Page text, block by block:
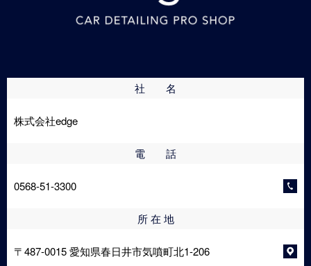
社 名
株式会社edge
電 話
0568-51-3300
所 在 地
〒487-0015 愛知県春日井市気噴町北1-206